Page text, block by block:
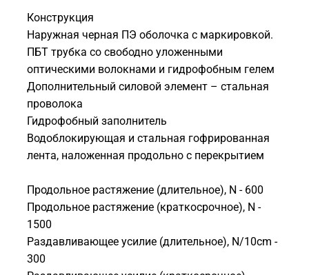
Конструкция
Наружная черная ПЭ оболочка с маркировкой.
ПБТ трубка со свободно уложенными
оптическими волокнами и гидрофобным гелем
Дополнительный силовой элемент – стальная
проволока
Гидрофобный заполнитель
Водоблокирующая и стальная гофрированная
лента, наложенная продольно с перекрытием
Продольное растяжение (длительное), N - 600
Продольное растяжение (краткосрочное), N -
1500
Раздавливающее усилие (длительное), N/10cm -
300